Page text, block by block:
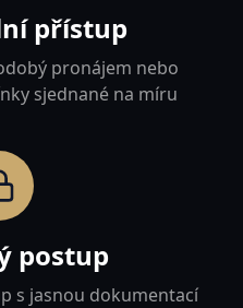
přístup
pronájem nebo
sjednané na míru
postup
s jasnou dokumentací